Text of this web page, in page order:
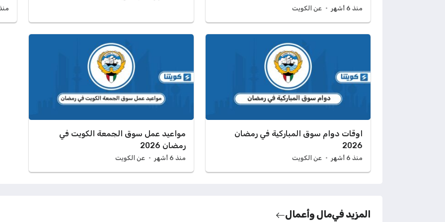
منذ 6 أشهر عن الكويت منذ 6
اوقات دوام سوق المباركية في رمضان
2026
منذ 6 أشهر عن الكويت
مواعيد عمل سوق الجمعة الكويت في
رمضان 2026
منذ 6 أشهر عن الكويت
المزيد فيمال وأعمال